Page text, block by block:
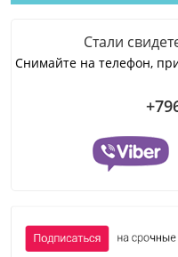
Стали
Снимайте на телефон,